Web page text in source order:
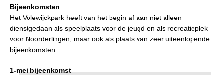
Bijeenkomsten
Het Volewijckpark heeft van het begin af aan niet alleen
dienstgedaan als speelplaats voor de jeugd en als recreatieplek
voor Noorderlingen, maar ook als plaats van zeer uiteenlopende
bijeenkomsten.
1-mei bijeenkomst